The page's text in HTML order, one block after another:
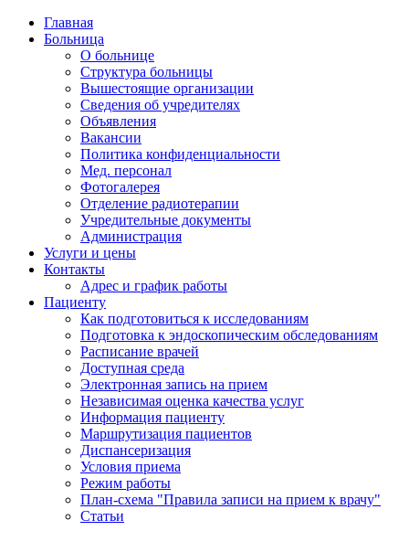
Главная
Больница
О больнице
Структура больницы
Вышестоящие организации
Сведения об учредителях
Объявления
Вакансии
Политика конфиденциальности
Мед. персонал
Фотогалерея
Отделение радиотерапии
Учредительные документы
Администрация
Услуги и цены
Контакты
Адрес и график работы
Пациенту
Как подготовиться к исследованиям
Подготовка к эндоскопическим обследованиям
Расписание врачей
Доступная среда
Электронная запись на прием
Независимая оценка качества услуг
Информация пациенту
Маршрутизация пациентов
Диспансеризация
Условия приема
Режим работы
План-схема "Правила записи на прием к врачу"
Статьи